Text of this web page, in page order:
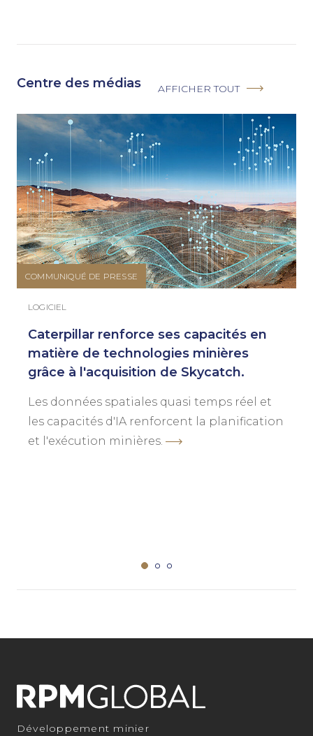
Centre des médias AFFICHER TOUT
COMMUNIQUÉ DE PRESSE
LOGICIEL
Caterpillar renforce ses capacités en
matière de technologies minières
grâce à l'acquisition de Skycatch.
Les données spatiales quasi temps réel et
les capacités d'IA renforcent la planification
et l'exécution minières.
Développement minier